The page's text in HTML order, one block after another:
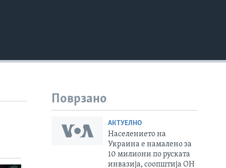
Поврзано
АКТУЕЛНО
Населението на
Украина е намалено за
10 милиони по руската
инвазија, соопштија ОН